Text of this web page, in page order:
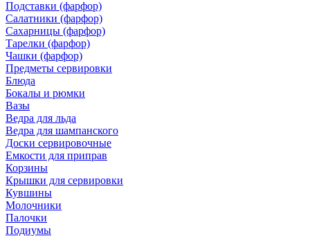
Подставки (фарфор)
Салатники (фарфор)
Сахарницы (фарфор)
Тарелки (фарфор)
Чашки (фарфор)
Предметы сервировки
Блюда
Бокалы и рюмки
Вазы
Ведра для льда
Ведра для шампанского
Доски сервировочные
Емкости для приправ
Корзины
Крышки для сервировки
Кувшины
Молочники
Палочки
Подиумы